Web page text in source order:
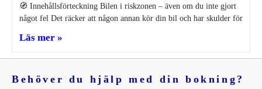
🧭 Innehållsförteckning Bilen i riskzonen – även om du inte gjort
något fel Det räcker att någon annan kör din bil och har skulder för
Läs mer »
Behöver du hjälp med din bokning?